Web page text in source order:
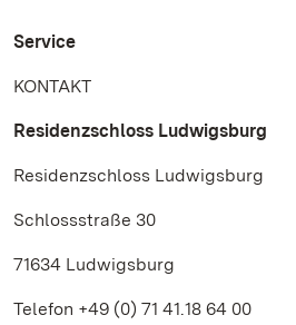
Service
KONTAKT
Residenzschloss Ludwigsburg
Residenzschloss Ludwigsburg
Schlossstraße 30
71634 Ludwigsburg
Telefon +49 (0) 71 41.18 64 00